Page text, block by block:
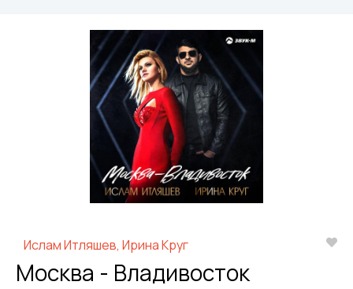
Ислам Итляшев, Ирина Круг
Москва - Владивосток